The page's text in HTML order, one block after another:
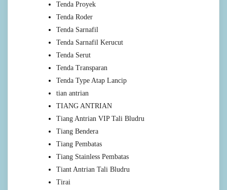
Tenda Proyek
Tenda Roder
Tenda Sarnafil
Tenda Sarnafil Kerucut
Tenda Serut
Tenda Transparan
Tenda Type Atap Lancip
tian antrian
TIANG ANTRIAN
Tiang Antrian VIP Tali Bludru
Tiang Bendera
Tiang Pembatas
Tiang Stainless Pembatas
Tiant Antrian Tali Bludru
Tirai